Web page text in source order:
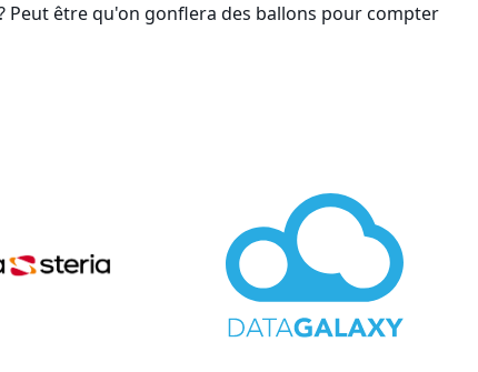
Peut être qu'on gonflera des ballons pour compter